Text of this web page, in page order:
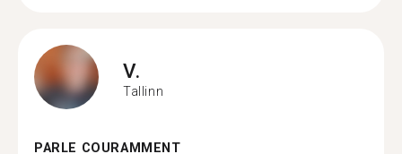
V.
Tallinn
PARLE COURAMMENT